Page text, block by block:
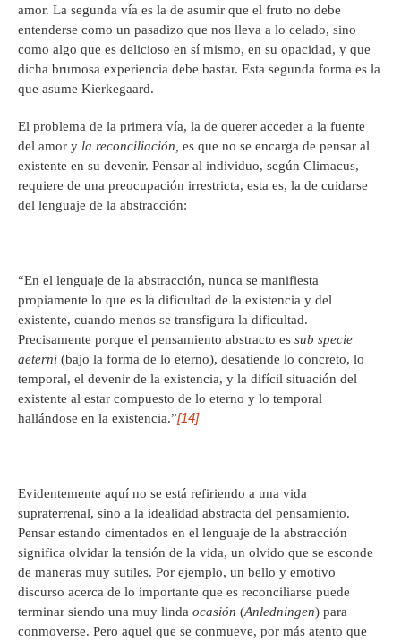
amor. La segunda vía es la de asumir que el fruto no debe
entenderse como un pasadizo que nos lleva a lo celado, sino
como algo que es delicioso en sí mismo, en su opacidad, y que
dicha brumosa experiencia debe bastar. Esta segunda forma es la
que asume Kierkegaard.
El problema de la primera vía, la de querer acceder a la fuente
del amor y la reconciliación, es que no se encarga de pensar al
existente en su devenir. Pensar al individuo, según Climacus,
requiere de una preocupación irrestricta, esta es, la de cuidarse
del lenguaje de la abstracción:
“En el lenguaje de la abstracción, nunca se manifiesta
propiamente lo que es la dificultad de la existencia y del
existente, cuando menos se transfigura la dificultad.
Precisamente porque el pensamiento abstracto es sub specie
aeterni (bajo la forma de lo eterno), desatiende lo concreto, lo
temporal, el devenir de la existencia, y la difícil situación del
existente al estar compuesto de lo eterno y lo temporal
hallándose en la existencia.”[14]
Evidentemente aquí no se está refiriendo a una vida
supraterrenal, sino a la idealidad abstracta del pensamiento.
Pensar estando cimentados en el lenguaje de la abstracción
significa olvidar la tensión de la vida, un olvido que se esconde
de maneras muy sutiles. Por ejemplo, un bello y emotivo
discurso acerca de lo importante que es reconciliarse puede
terminar siendo una muy linda ocasión (Anledningen) para
conmoverse. Pero aquel que se conmueve, por más atento que